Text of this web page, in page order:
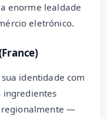
enorme lealdade
eletrónico.
identidade com
ingredientes
regionalmente —